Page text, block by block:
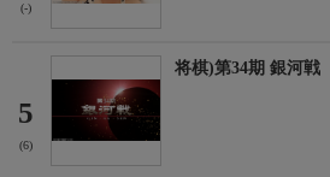
(-)
5
(6)
将棋)第34期 銀河戦